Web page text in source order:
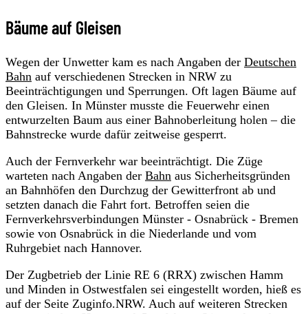
Bäume auf Gleisen
Wegen der Unwetter kam es nach Angaben der Deutschen
Bahn auf verschiedenen Strecken in NRW zu
Beeinträchtigungen und Sperrungen. Oft lagen Bäume auf
den Gleisen. In Münster musste die Feuerwehr einen
entwurzelten Baum aus einer Bahnoberleitung holen – die
Bahnstrecke wurde dafür zeitweise gesperrt.
Auch der Fernverkehr war beeinträchtigt. Die Züge
warteten nach Angaben der Bahn aus Sicherheitsgründen
an Bahnhöfen den Durchzug der Gewitterfront ab und
setzten danach die Fahrt fort. Betroffen seien die
Fernverkehrsverbindungen Münster - Osnabrück - Bremen
sowie von Osnabrück in die Niederlande und vom
Ruhrgebiet nach Hannover.
Der Zugbetrieb der Linie RE 6 (RRX) zwischen Hamm
und Minden in Ostwestfalen sei eingestellt worden, hieß es
auf der Seite Zuginfo.NRW. Auch auf weiteren Strecken